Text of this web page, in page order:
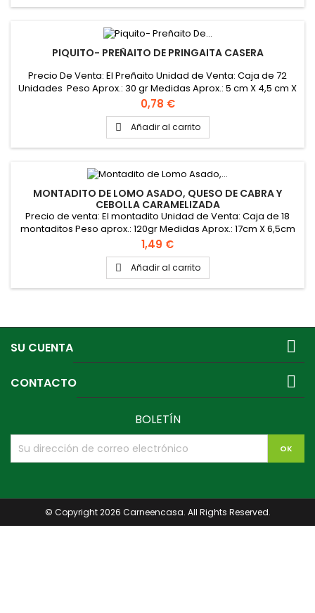
PIQUITO- PREÑAITO DE PRINGAITA CASERA
Precio De Venta: El Preñaito Unidad de Venta: Caja de 72
Unidades Peso Aprox.: 30 gr Medidas Aprox.: 5 cm X 4,5 cm X
3,5 cm
Precio
0,78 €
 Añadir al carrito
MONTADITO DE LOMO ASADO, QUESO DE CABRA Y
CEBOLLA CARAMELIZADA
Precio de venta: El montadito Unidad de Venta: Caja de 18
montaditos Peso aprox.: 120gr Medidas Aprox.: 17cm X 6,5cm
X 3,5cm
Precio
1,49 €
 Añadir al carrito
SU CUENTA 
CONTACTO 
BOLETÍN
© Copyright 2026 Carneencasa. All Rights Reserved.